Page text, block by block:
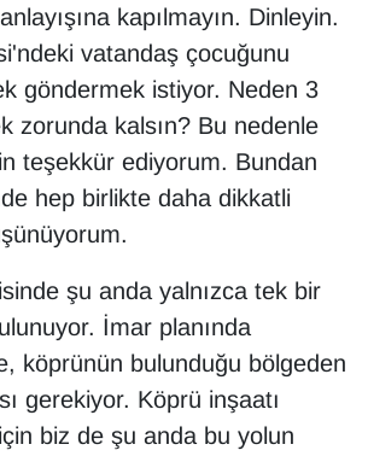
kapılmayın. Dinleyin.
vatandaş çocuğunu
göndermek istiyor. Neden 3
zorunda kalsın? Bu nedenle
teşekkür ediyorum. Bundan
hep birlikte daha dikkatli
şu anda yalnızca tek bir
İmar planında
köprünün bulunduğu bölgeden
gerekiyor. Köprü inşaatı
biz de şu anda bu yolun